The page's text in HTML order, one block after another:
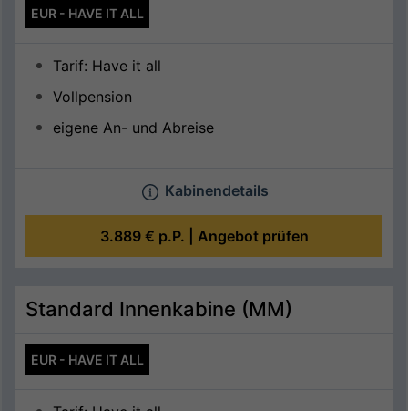
EUR - HAVE IT ALL
Tarif: Have it all
Vollpension
eigene An- und Abreise
Kabinendetails
3.889 € p.P. | Angebot prüfen
Standard Innenkabine (MM)
EUR - HAVE IT ALL